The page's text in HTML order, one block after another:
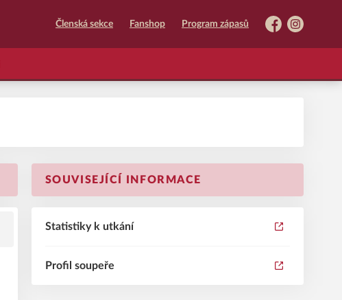
Členská sekce Fanshop Program zápasů
FacebookInstagram
SOUVISEJÍCÍ INFORMACE
Statistiky k utkání
Profil soupeře